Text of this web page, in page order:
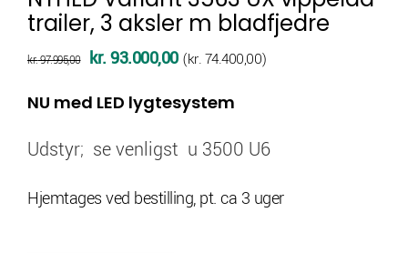
trailer, 3 aksler m bladfjedre
kr.97.995,00
Den
pris
kr. 97.995,00.
kr.93.000,00Den
pris
(kr.74.400,00)
NU med LED lygtesystem
Udstyr; se venligst u 3500 U6
Hjemtages ved bestilling, pt. ca 3 uger